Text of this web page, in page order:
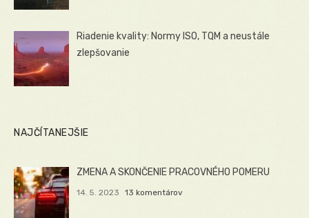
Riadenie kvality: Normy ISO, TQM a neustále
zlepšovanie
NAJČÍTANEJŠIE
ZMENA A SKONČENIE PRACOVNÉHO POMERU
14. 5. 2023 13 komentárov